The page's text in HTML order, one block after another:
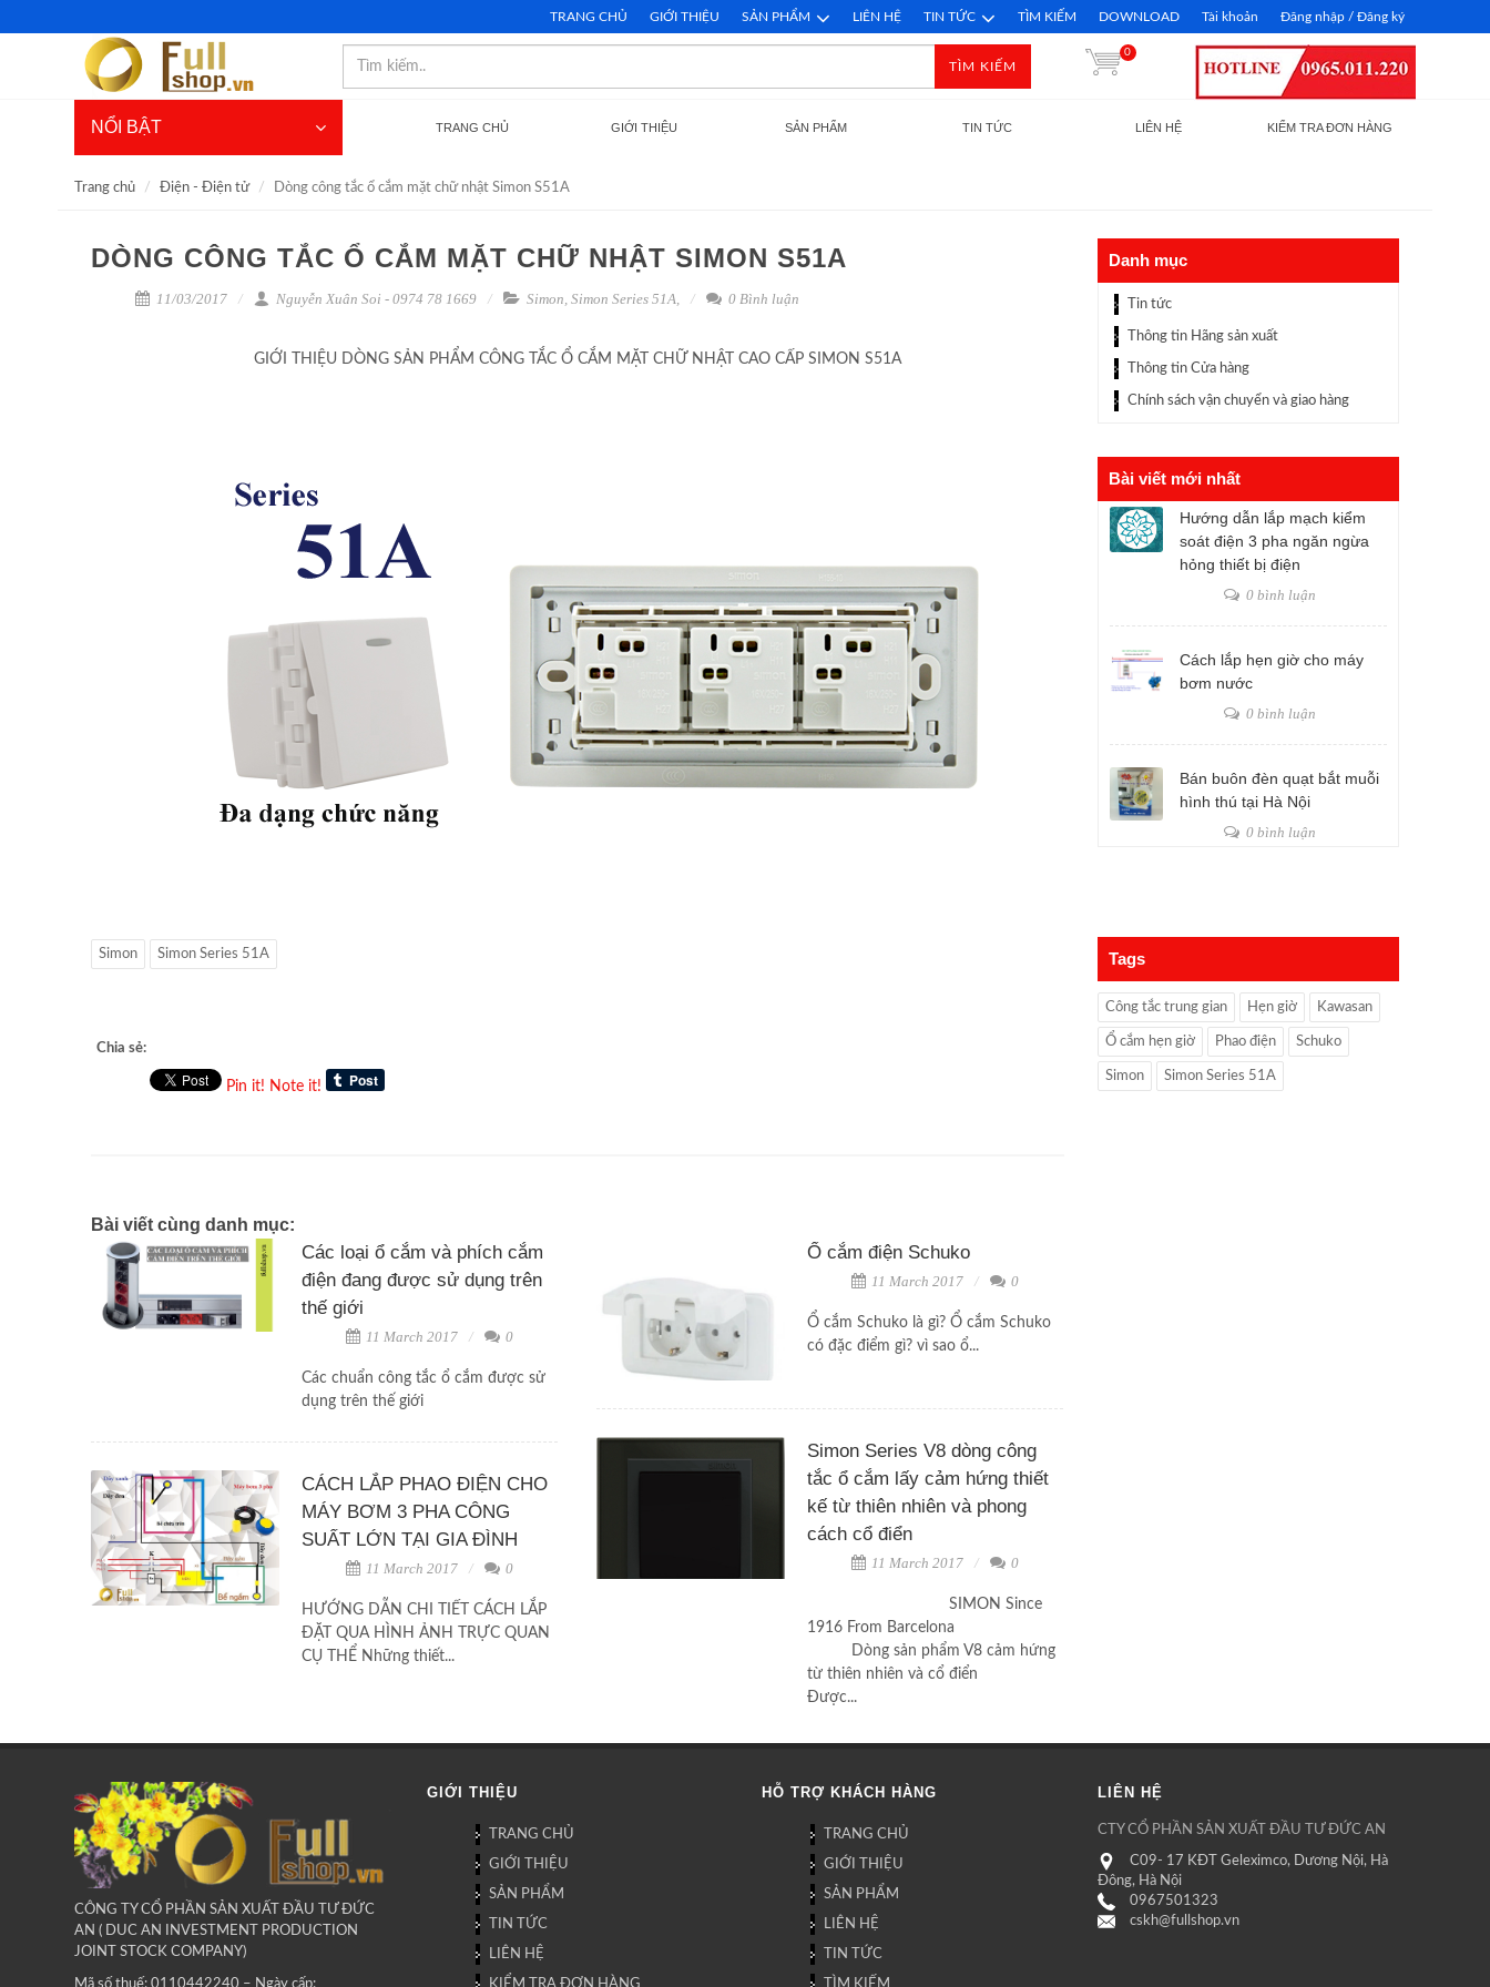
TRANG CHỦ GIỚI THIỆU SẢN PHẨM LIÊN HỆ TIN TỨC TÌM KIẾM DOWNLOAD Tài khoản Đăng nhập / Đăng ký
TÌM KIẾM
0
NỔI BẬT TRANG CHỦ GIỚI THIỆU SẢN PHẨM TIN TỨC LIÊN HỆ KIỂM TRA ĐƠN HÀNG
Trang chủ Điện - Điện tử Dòng công tắc ổ cắm mặt chữ nhật Simon S51A
DÒNG CÔNG TẮC Ổ CẮM MẶT CHỮ NHẬT SIMON S51A
11/03/2017 Nguyễn Xuân Soi - 0974 78 1669 Simon, Simon Series 51A, 0 Bình luận
GIỚI THIỆU DÒNG SẢN PHẨM CÔNG TẮC Ổ CẮM MẶT CHỮ NHẬT CAO CẤP SIMON S51A
Simon Simon Series 51A
Chia sẻ:
Pin it! Note it!
Bài viết cùng danh mục:
Các loại ổ cắm và phích cắm
điện đang được sử dụng trên
thế giới
11 March 2017 0
Các chuẩn công tắc ổ cắm được sử
dụng trên thế giới
CÁCH LẮP PHAO ĐIỆN CHO
MÁY BƠM 3 PHA CÔNG
SUẤT LỚN TẠI GIA ĐÌNH
11 March 2017 0
HƯỚNG DẪN CHI TIẾT CÁCH LẮP
ĐẶT QUA HÌNH ẢNH TRỰC QUAN
CỤ THỂ Những thiết...
Ổ cắm điện Schuko
11 March 2017 0
Ổ cắm Schuko là gì? Ổ cắm Schuko
có đặc điểm gì? vì sao ổ...
Simon Series V8 dòng công
tắc ổ cắm lấy cảm hứng thiết
kế từ thiên nhiên và phong
cách cổ điển
11 March 2017 0
SIMON Since
1916 From Barcelona
Dòng sản phẩm V8 cảm hứng
từ thiên nhiên và cổ điển
Được...
Danh mục
Tin tức
Thông tin Hãng sản xuất
Thông tin Cửa hàng
Chính sách vận chuyển và giao hàng
Bài viết mới nhất
Hướng dẫn lắp mạch kiểm
soát điện 3 pha ngăn ngừa
hỏng thiết bị điện
0 bình luận
Cách lắp hẹn giờ cho máy
bơm nước
0 bình luận
Bán buôn đèn quạt bắt muỗi
hình thú tại Hà Nội
0 bình luận
Tags
Công tắc trung gian Hẹn giờ Kawasan
Ổ cắm hẹn giờ Phao điện Schuko
Simon Simon Series 51A
CÔNG TY CỔ PHẦN SẢN XUẤT ĐẦU TƯ ĐỨC
AN ( DUC AN INVESTMENT PRODUCTION
JOINT STOCK COMPANY)
Mã số thuế: 0110442240 – Ngày cấp:
GIỚI THIỆU
TRANG CHỦ
GIỚI THIỆU
SẢN PHẨM
TIN TỨC
LIÊN HỆ
HỖ TRỢ KHÁCH HÀNG
TRANG CHỦ
GIỚI THIỆU
SẢN PHẨM
LIÊN HỆ
TIN TỨC
LIÊN HỆ
CTY CỔ PHẦN SẢN XUẤT ĐẦU TƯ ĐỨC AN
C09- 17 KĐT Geleximco, Dương Nội, Hà
Đông, Hà Nội
0967501323
cskh@fullshop.vn